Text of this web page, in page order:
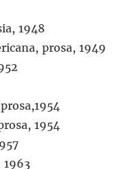
1948
prosa, 1949
1954
1963